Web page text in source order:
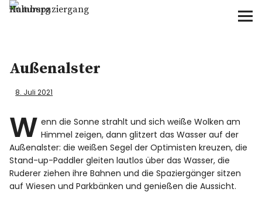
Kulturspaziergang Hamburg
Kulturspaziergang
Wohin?
Für wen?
Außenalster
8. Juli 2021
W enn die Sonne strahlt und sich weiße Wolken am
Himmel zeigen, dann glitzert das Wasser auf der
Außenalster: die weißen Segel der Optimisten kreuzen, die
Stand-up-Paddler gleiten lautlos über das Wasser, die
Ruderer ziehen ihre Bahnen und die Spaziergänger sitzen
auf Wiesen und Parkbänken und genießen die Aussicht.